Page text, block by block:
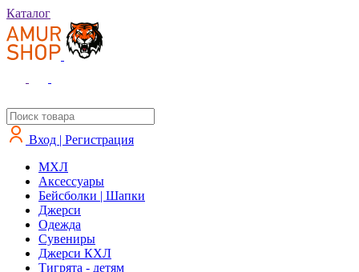
Каталог
Вход | Регистрация
MXЛ
Аксессуары
Бейсболки | Шапки
Джерси
Одежда
Сувениры
Джерси КХЛ
Тигрята - детям